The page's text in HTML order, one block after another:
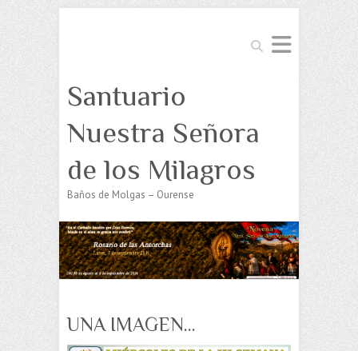
Buscar
Santuario
Nuestra Señora
de los Milagros
Baños de Molgas – Ourense
UNA IMAGEN…